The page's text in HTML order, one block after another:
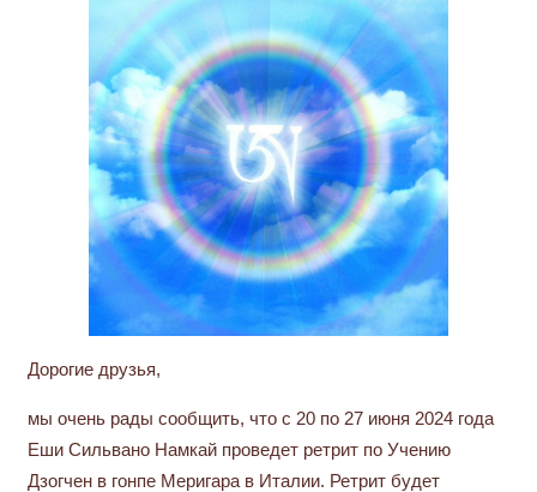
Дорогие друзья,
мы очень рады сообщить, что с 20 по 27 июня 2024 года
Еши Сильвано Намкай проведет ретрит по Учению
Дзогчен в гонпе Меригара в Италии. Ретрит будет